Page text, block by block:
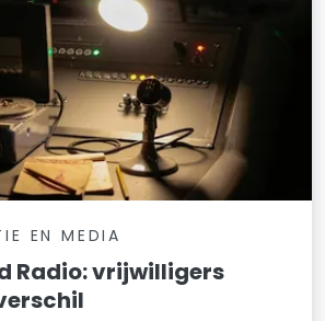
EN MEDIA
Radio: vrijwilligers